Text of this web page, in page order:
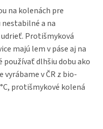
na kolenách pre
a na
Protišmyková
majú lem v páse aj na
dlhšiu dobu ako
vyrábame v ČR z bio-
protišmykové kolená